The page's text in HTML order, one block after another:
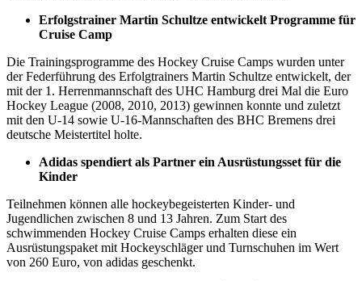
Erfolgstrainer Martin Schultze entwickelt Programme für
Cruise Camp
Die Trainingsprogramme des Hockey Cruise Camps wurden unter
der Federführung des Erfolgtrainers Martin Schultze entwickelt, der
mit der 1. Herrenmannschaft des UHC Hamburg drei Mal die Euro
Hockey League (2008, 2010, 2013) gewinnen konnte und zuletzt
mit den U-14 sowie U-16-Mannschaften des BHC Bremens drei
deutsche Meistertitel holte.
Adidas spendiert als Partner ein Ausrüstungsset für die
Kinder
Teilnehmen können alle hockeybegeisterten Kinder- und
Jugendlichen zwischen 8 und 13 Jahren. Zum Start des
schwimmenden Hockey Cruise Camps erhalten diese ein
Ausrüstungspaket mit Hockeyschläger und Turnschuhen im Wert
von 260 Euro, von adidas geschenkt.